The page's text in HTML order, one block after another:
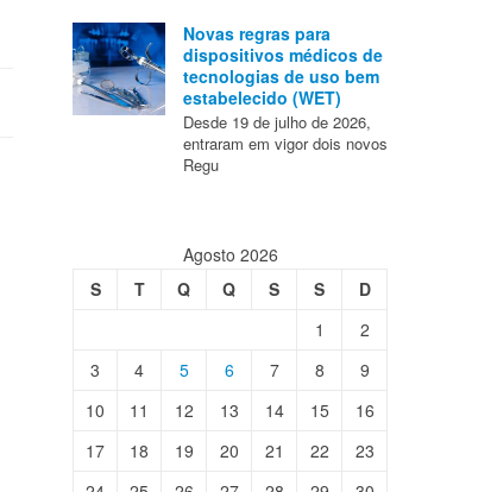
Novas regras para
dispositivos médicos de
tecnologias de uso bem
estabelecido (WET)
Desde 19 de julho de 2026,
entraram em vigor dois novos
Regu
Agosto 2026
S
T Q Q S S
D
1
2
3
4 5 6 7 8
9
10
11 12 13 14 15
16
17
18 19 20 21 22
23